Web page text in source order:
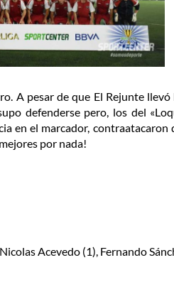
A pesar de que El Rejunte
defenderse pero, los del
en el marcador,
por nada!
Acevedo (1), Fernando